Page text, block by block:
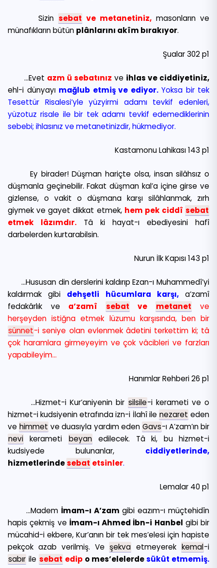
Sizin sebat ve metanetiniz, masonların ve
münafıkların bütün plânlarını akîm bırakıyor.
Şualar 302 p1
…Evet azm ü sebatınız ve ihlas ve ciddiyetiniz,
ehl-i dünyayı mağlub etmiş ve ediyor.Yoksa bir tek
Tesettür Risalesi’yle yüzyirmi adamı tevkif edenleri,
yüzotuz risale ile bir tek adamı tevkif edemediklerinin
sebebi; ihlasınız ve metanetinizdir, hükmediyor.
Kastamonu Lahikası 143 p1
Ey birader! Düşman hariçte olsa, insan silâhsız o
düşmanla geçinebilir. Fakat düşman kal’a içine girse ve
gizlense, o vakit o düşmana karşı silâhlanmak, zırh
giymek ve gayet dikkat etmek, hem pek ciddî sebat
etmek lâzımdır. Tâ ki hayat-ı ebediyesini hafî
darbelerden kurtarabilsin.
Nurun İlk Kapısı 143 p1
…Hususan din derslerini kaldırıp Ezan-ı Muhammedî’yi
kaldırmak gibi dehşetli hücumlara karşı,a’zamî
fedakârlık ve a’zamî sebat ve metanet ve
herşeyden istiğna etmek lüzumu karşısında, ben bir
sünnet-i seniye olan evlenmek âdetini terkettim ki; tâ
çok haramlara girmeyeyim ve çok vâcibleri ve farzları
yapabileyim…
Hanımlar Rehberi 26 p1
…Hizmet-i Kur’aniyenin bir silsile-i kerameti ve o
hizmet-i kudsiyenin etrafında izn-i İlahî ile nezaret eden
ve himmet ve duasıyla yardım eden Gavs-ı A’zam’ın bir
nevi kerameti beyan edilecek. Tâ ki, bu hizmet-i
kudsiyede bulunanlar, ciddiyetlerinde,
hizmetlerindesebat etsinler.
Lemalar 40 p1
…Madem İmam-ı A’zam gibi eazım-ı müçtehidîn
hapis çekmiş ve İmam-ı Ahmed İbn-i Hanbel gibi bir
mücahid-i ekbere, Kur’anın bir tek mes’elesi için hapiste
pekçok azab verilmiş. Ve şekva etmeyerek kemal-i
sabır ile sebat edip o mes’elelerdesükût etmemiş.